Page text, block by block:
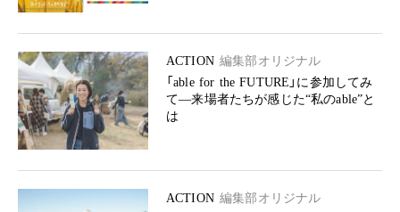
ACTION 編集部オリジナル
「able for the FUTURE」に参加してみ
て––来場者たちが感じた“私のable”と
は
ACTION 編集部オリジナル